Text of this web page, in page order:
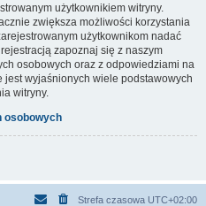
użytkownikiem witryny.
zwiększa możliwości korzystania
użytkownikom nadać
zapoznaj się z naszym
osobowych oraz z odpowiedziami na
jest wyjaśnionych wiele podstawowych
witryny.
osobowych
Strefa czasowa UTC+02:00